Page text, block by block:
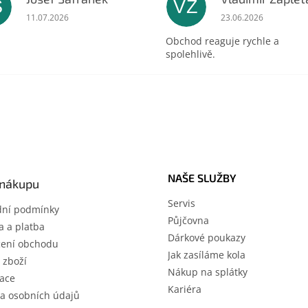
Hodnocení obchodu je 5 z 5 hvězdiček.
11.07.2026
VZ Hodnocení
23.06.2026
Obchod reaguje rychle a
spolehlivě.
podmínky
a platba
obchodu
zboží
osobních údajů
NAŠE SLUŽBY
Servis
Půjčovna
Dárkové poukazy
Jak zasíláme kola
Nákup na splátky
Kariéra